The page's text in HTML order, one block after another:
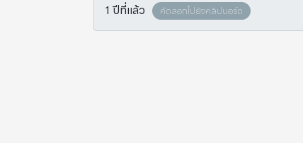
1 ปีที่แล้ว คัดลอกไปยังคลิปบอร์ด